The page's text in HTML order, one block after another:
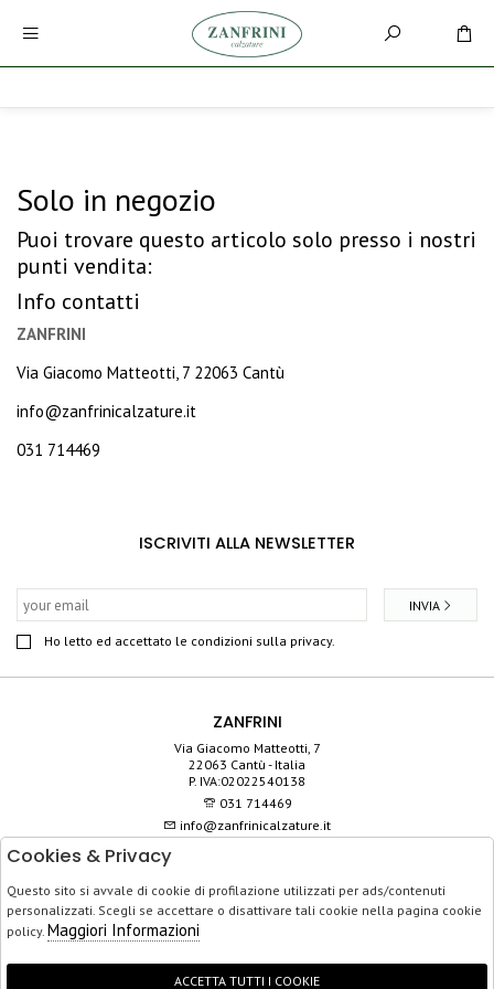
Solo in negozio
Puoi trovare questo articolo solo presso i nostri
punti vendita:
Info contatti
ZANFRINI
Via Giacomo Matteotti, 7 22063 Cantù
info@zanfrinicalzature.it
031 714469
ISCRIVITI ALLA NEWSLETTER
Ho letto ed accettato le condizioni sulla privacy.
INVIA
ZANFRINI
Via Giacomo Matteotti, 7
22063 Cantù - Italia
P. IVA:02022540138
031 714469
info@zanfrinicalzature.it
SERVIZIO CLIENTI
ACQUISTO SICURO
Cookies & Privacy
Questo sito si avvale di cookie di profilazione utilizzati per ads/contenuti
personalizzati. Scegli se accettare o disattivare tali cookie nella pagina cookie
policy. Maggiori Informazioni
ACCETTA TUTTI I COOKIE